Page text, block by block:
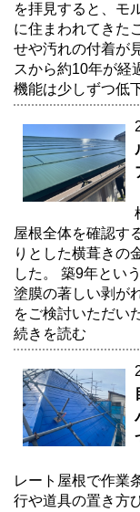
を拝見すると、モ
に住まわれてきた
せや汚れの付着が
スから約10年が経
機能は少しずつ低
屋根全体を確認す
りとした横葺きの
した。 築9年とい
塗膜の著しい剥が
をご検討いただい
続きを読む
レート屋根で作業
行や道具の置き方